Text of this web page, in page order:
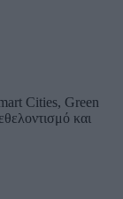
Cities, Green
και